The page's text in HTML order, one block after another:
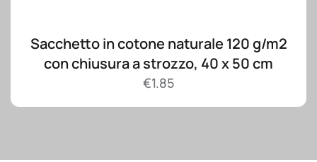
Sacchetto in cotone naturale 120 g/m2
con chiusura a strozzo, 40 x 50 cm
€1.85